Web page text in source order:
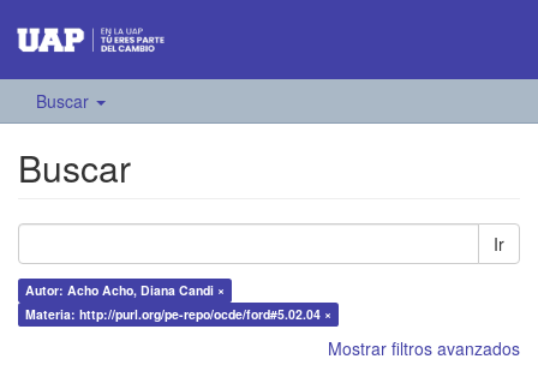
Buscar
Buscar
Ir
Autor: Acho Acho, Diana Candi ×
Materia: http://purl.org/pe-repo/ocde/ford#5.02.04 ×
Mostrar filtros avanzados